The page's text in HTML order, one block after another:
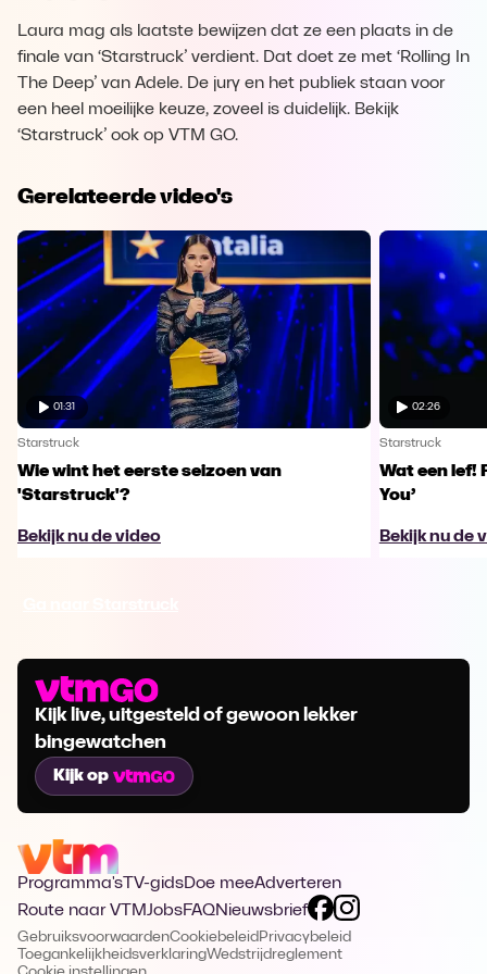
Laura mag als laatste bewijzen dat ze een plaats in de
finale van ‘Starstruck’ verdient. Dat doet ze met ‘Rolling In
The Deep’ van Adele. De jury en het publiek staan voor
een heel moeilijke keuze, zoveel is duidelijk. Bekijk
‘Starstruck’ ook op VTM GO.
Gerelateerde video's
01:31
Starstruck
Wie wint het eerste seizoen van
'Starstruck'?
Bekijk nu de video
02:26
Starstruck
Wat een lef!
You’
Bekijk nu de
Kijk live, uitgesteld of gewoon lekker
bingewatchen
Kijk op
Programma's TV-gidsDoe meeAdverteren
Route naar VTMJobsFAQNieuwsbrief
GebruiksvoorwaardenCookiebeleid Privacybeleid
ToegankelijkheidsverklaringWedstrijdreglement